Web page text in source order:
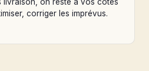
corriger les imprévus.